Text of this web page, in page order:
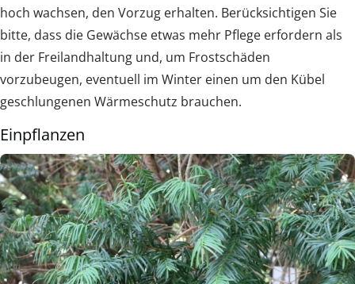
hoch wachsen, den Vorzug erhalten. Berücksichtigen Sie
bitte, dass die Gewächse etwas mehr Pflege erfordern als
in der Freilandhaltung und, um Frostschäden
vorzubeugen, eventuell im Winter einen um den Kübel
geschlungenen Wärmeschutz brauchen.
Einpflanzen